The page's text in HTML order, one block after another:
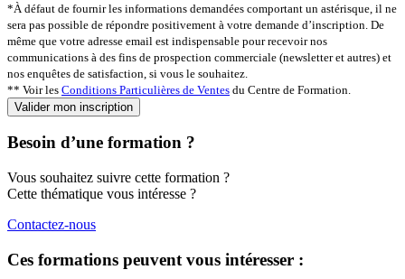
*À défaut de fournir les informations demandées comportant un astérisque, il ne
sera pas possible de répondre positivement à votre demande d’inscription. De
même que votre adresse email est indispensable pour recevoir nos
communications à des fins de prospection commerciale (newsletter et autres) et
nos enquêtes de satisfaction, si vous le souhaitez.
** Voir les Conditions Particulières de Ventes du Centre de Formation.
Besoin d’une formation ?
Vous souhaitez suivre cette formation ?
Cette thématique vous intéresse ?
Contactez-nous
Ces formations peuvent vous intéresser :